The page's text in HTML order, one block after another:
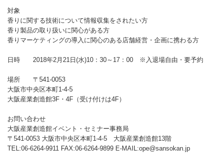
対象
香りに関する技術について情報収集をされたい方
香り製品の取り扱いに関心がある方
香りマーケティングの導入に関心のある店舗経営・企画に携わる方
日時 2018年2月21日(水)10：30～17：00 ※入退場自由・要予約
場所 〒541-0053
大阪市中央区本町1-4-5
大阪産業創造館3F・4F（受け付けは4F）
お問い合わせ
大阪産業創造館イベント・セミナー事務局
〒541-0053 大阪市中央区本町1-4-5 大阪産業創造館13階
TEL:06-6264-9911 FAX:06-6264-9899 E-MAIL:ope@sansokan.jp